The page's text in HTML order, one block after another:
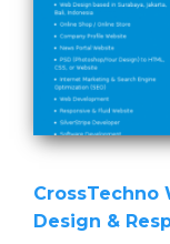
CrossTechno
Design &